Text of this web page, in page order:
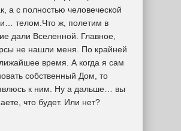
а с полностью человеческой
телом.Что ж, полетим в
дали Вселенной. Главное,
не нашли меня. По крайней
время. А когда я сам
собственный Дом, то
к ним. Ну а дальше… вы
что будет. Или нет?